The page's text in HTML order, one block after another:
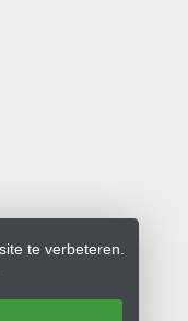
te verbeteren.